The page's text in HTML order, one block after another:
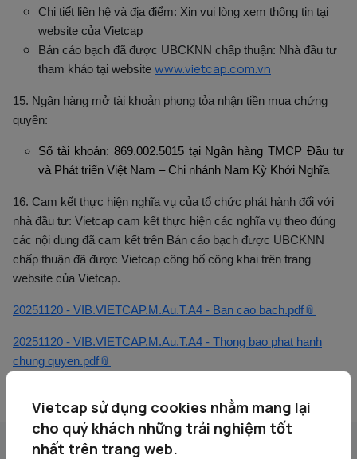
Chi tiết liên hệ và địa điểm: Xin vui lòng xem thông tin tại
website của Vietcap
Bản cáo bạch đã được UBCKNN chấp thuận: Nhà đầu tư
tham khảo tại website www.vietcap.com.vn
15. Ngân hàng mở tài khoản phong tỏa nhận tiền mua chứng
quyền:
Số tài khoản: 869.002.5015 tại Ngân hàng TMCP Đầu tư
và Phát triển Việt Nam – Chi nhánh Nam Kỳ Khởi Nghĩa
16. Cam kết thực hiện nghĩa vụ của tổ chức phát hành đối với
nhà đầu tư: Vietcap cam kết thực hiện các nghĩa vụ theo đúng
các nội dung đã cam kết trên Bản cáo bạch được UBCKNN
chấp thuận đã được Vietcap công bố công khai trên trang
website của Vietcap.
20251120 - VIB.VIETCAP.M.Au.T.A4 - Ban cao bach.pdf
20251120 - VIB.VIETCAP.M.Au.T.A4 - Thong bao phat hanh
chung quyen.pdf
Vietcap sử dụng cookies nhằm mang lại
cho quý khách những trải nghiệm tốt
nhất trên trang web.